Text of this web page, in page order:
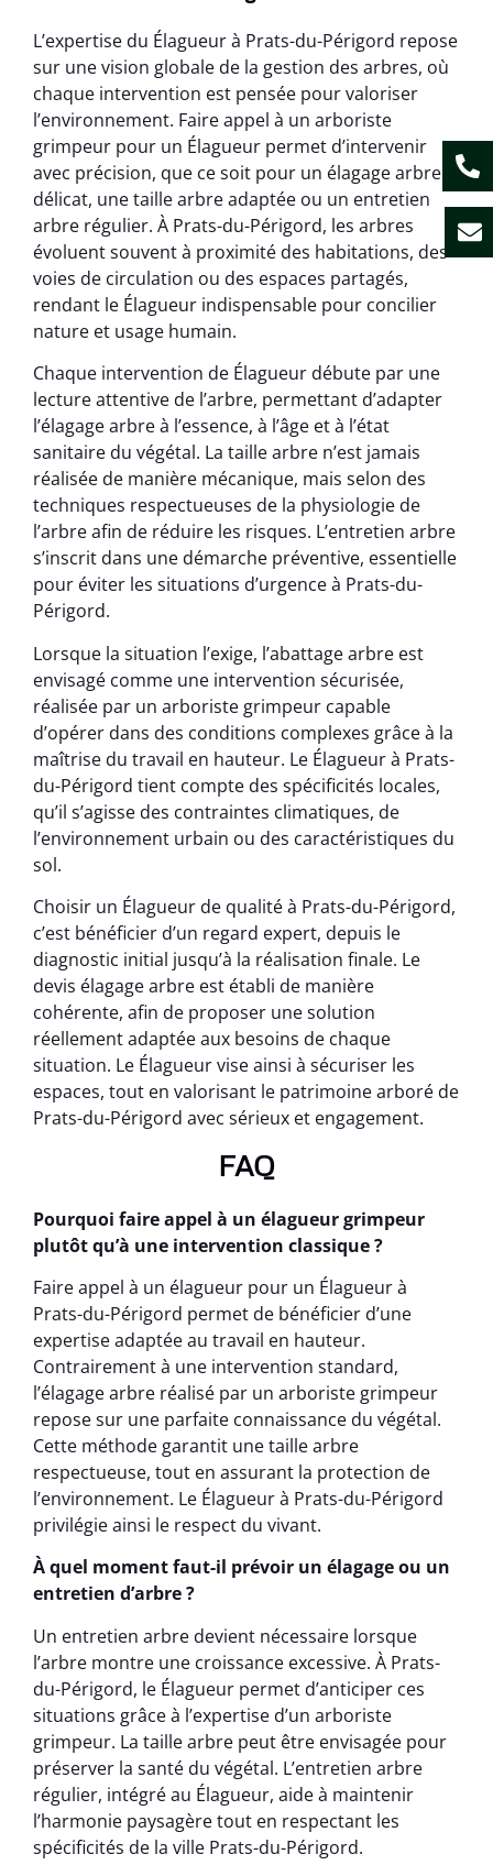
L’expertise du Élagueur à Prats-du-Périgord repose
sur une vision globale de la gestion des arbres, où
chaque intervention est pensée pour valoriser
l’environnement. Faire appel à un arboriste
grimpeur pour un Élagueur permet d’intervenir
avec précision, que ce soit pour un élagage arbre
délicat, une taille arbre adaptée ou un entretien
arbre régulier. À Prats-du-Périgord, les arbres
évoluent souvent à proximité des habitations, des
voies de circulation ou des espaces partagés,
rendant le Élagueur indispensable pour concilier
nature et usage humain.
Chaque intervention de Élagueur débute par une
lecture attentive de l’arbre, permettant d’adapter
l’élagage arbre à l’essence, à l’âge et à l’état
sanitaire du végétal. La taille arbre n’est jamais
réalisée de manière mécanique, mais selon des
techniques respectueuses de la physiologie de
l’arbre afin de réduire les risques. L’entretien arbre
s’inscrit dans une démarche préventive, essentielle
pour éviter les situations d’urgence à Prats-du-
Périgord.
Lorsque la situation l’exige, l’abattage arbre est
envisagé comme une intervention sécurisée,
réalisée par un arboriste grimpeur capable
d’opérer dans des conditions complexes grâce à la
maîtrise du travail en hauteur. Le Élagueur à Prats-
du-Périgord tient compte des spécificités locales,
qu’il s’agisse des contraintes climatiques, de
l’environnement urbain ou des caractéristiques du
sol.
Choisir un Élagueur de qualité à Prats-du-Périgord,
c’est bénéficier d’un regard expert, depuis le
diagnostic initial jusqu’à la réalisation finale. Le
devis élagage arbre est établi de manière
cohérente, afin de proposer une solution
réellement adaptée aux besoins de chaque
situation. Le Élagueur vise ainsi à sécuriser les
espaces, tout en valorisant le patrimoine arboré de
Prats-du-Périgord avec sérieux et engagement.
FAQ
Pourquoi faire appel à un élagueur grimpeur
plutôt qu’à une intervention classique ?
Faire appel à un élagueur pour un Élagueur à
Prats-du-Périgord permet de bénéficier d’une
expertise adaptée au travail en hauteur.
Contrairement à une intervention standard,
l’élagage arbre réalisé par un arboriste grimpeur
repose sur une parfaite connaissance du végétal.
Cette méthode garantit une taille arbre
respectueuse, tout en assurant la protection de
l’environnement. Le Élagueur à Prats-du-Périgord
privilégie ainsi le respect du vivant.
À quel moment faut-il prévoir un élagage ou un
entretien d’arbre ?
Un entretien arbre devient nécessaire lorsque
l’arbre montre une croissance excessive. À Prats-
du-Périgord, le Élagueur permet d’anticiper ces
situations grâce à l’expertise d’un arboriste
grimpeur. La taille arbre peut être envisagée pour
préserver la santé du végétal. L’entretien arbre
régulier, intégré au Élagueur, aide à maintenir
l’harmonie paysagère tout en respectant les
spécificités de la ville Prats-du-Périgord.